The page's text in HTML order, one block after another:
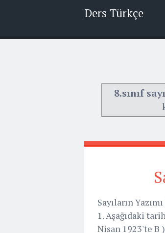
Ders Türkçe
8.sınıf
Sayıların
1. Aşağıdaki
Nisan 1923'te